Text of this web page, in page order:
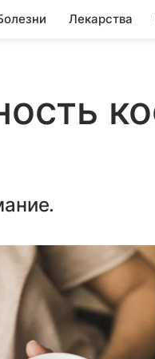
Лекарства